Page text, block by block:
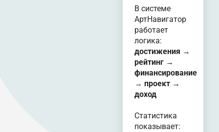
В системе
АртНавигатор
работает
логика:
достижения →
рейтинг →
финансирование
→ проект →
доход
Статистика
показывает: